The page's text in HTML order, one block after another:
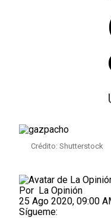
Crédito: Shutterstock
Por La Opinión
25 Ago 2020, 09:00
Sígueme: